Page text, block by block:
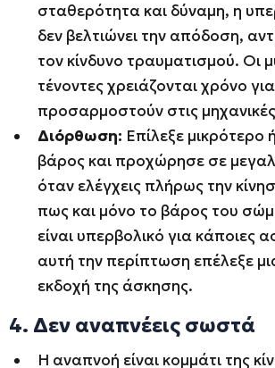
σταθερότητα και δύναμη, η
δεν βελτιώνει την απόδοση,
τον κίνδυνο τραυματισμού. Οι
τένοντες χρειάζονται χρόνο
προσαρμοστούν στις
Διόρθωση: Επίλεξε μικρότερο
βάρος και προχώρησε σε
όταν ελέγχεις πλήρως την
πως και μόνο το βάρος του
είναι υπερβολικό για κάποιες
αυτή την περίπτωση επέλεξε
εκδοχή της άσκησης.
4. Δεν αναπνέεις σωστά
Η αναπνοή είναι κομμάτι της